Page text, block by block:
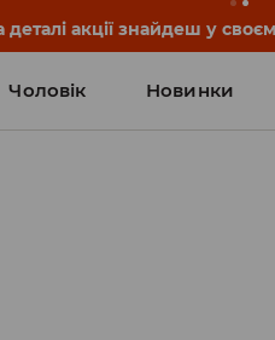
акції знайдеш у
Чоловік Новинки